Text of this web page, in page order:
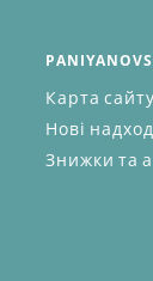
Наш
так і в
Карта сайту
Нові
Знижки та